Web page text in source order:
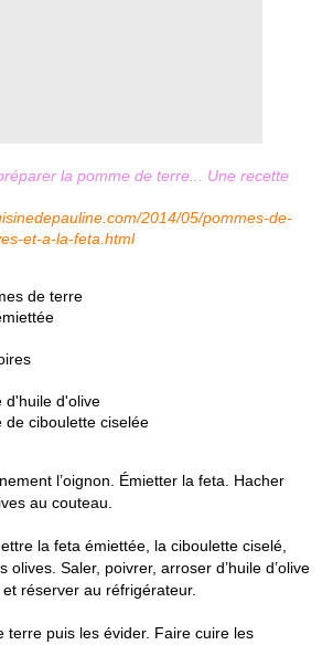
la pomme de terre... Une recette
2014/05/pommes-de-
et-a-la-feta.html
de terre
d'huile d'olive
de ciboulette ciselée
l’oignon. Émietter la feta. Hacher
au couteau.
la feta émiettée, la ciboulette ciselé,
olives. Saler, poivrer, arroser d’huile d’olive
réserver au réfrigérateur.
terre puis les évider. Faire cuire les